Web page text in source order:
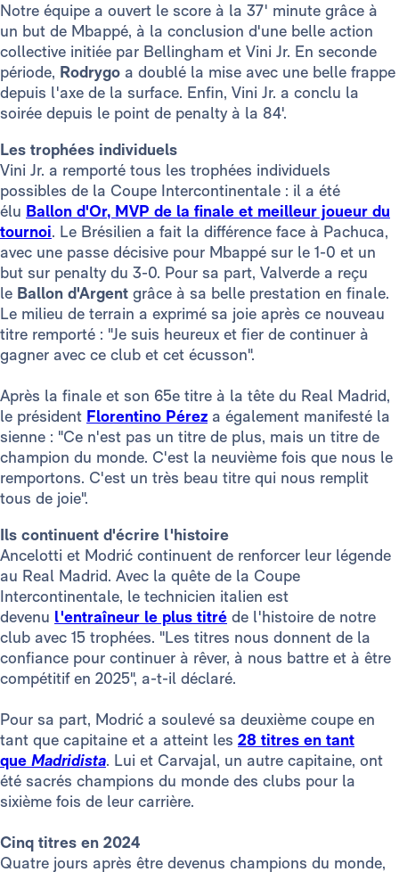
Notre équipe a ouvert le score à la 37' minute grâce à
un but de Mbappé, à la conclusion d'une belle action
collective initiée par Bellingham et Vini Jr. En seconde
période, Rodrygo a doublé la mise avec une belle frappe
depuis l'axe de la surface. Enfin, Vini Jr. a conclu la
soirée depuis le point de penalty à la 84'.
Les trophées individuels
Vini Jr. a remporté tous les trophées individuels
possibles de la Coupe Intercontinentale : il a été
élu Ballon d'Or, MVP de la finale et meilleur joueur du
tournoi. Le Brésilien a fait la différence face à Pachuca,
avec une passe décisive pour Mbappé sur le 1-0 et un
but sur penalty du 3-0. Pour sa part, Valverde a reçu
le Ballon d'Argent grâce à sa belle prestation en finale.
Le milieu de terrain a exprimé sa joie après ce nouveau
titre remporté : "Je suis heureux et fier de continuer à
gagner avec ce club et cet écusson".
Après la finale et son 65e titre à la tête du Real Madrid,
le président Florentino Pérez a également manifesté la
sienne : "Ce n'est pas un titre de plus, mais un titre de
champion du monde. C'est la neuvième fois que nous le
remportons. C'est un très beau titre qui nous remplit
tous de joie".
Ils continuent d'écrire l'histoire
Ancelotti et Modrić continuent de renforcer leur légende
au Real Madrid. Avec la quête de la Coupe
Intercontinentale, le technicien italien est
devenu l'entraîneur le plus titré de l'histoire de notre
club avec 15 trophées. "Les titres nous donnent de la
confiance pour continuer à rêver, à nous battre et à être
compétitif en 2025", a-t-il déclaré.
Pour sa part, Modrić a soulevé sa deuxième coupe en
tant que capitaine et a atteint les 28 titres en tant
que Madridista. Lui et Carvajal, un autre capitaine, ont
été sacrés champions du monde des clubs pour la
sixième fois de leur carrière.
Cinq titres en 2024
Quatre jours après être devenus champions du monde,